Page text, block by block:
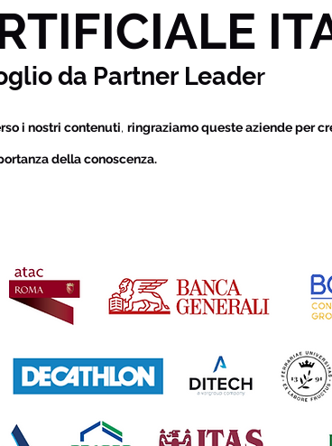
da Partner Leader
i nostri contenuti, ringraziamo queste aziende per
della conoscenza.